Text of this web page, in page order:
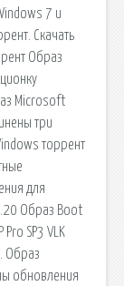
7 и
Скачать
Образ
Microsoft
три
торрент
для
Образ Boot
SP3 VLK
Образ
обновления